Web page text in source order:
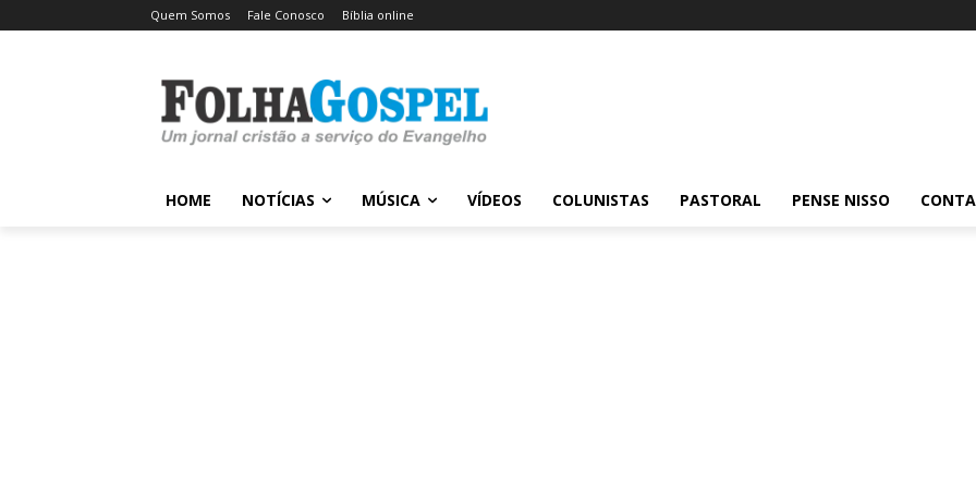
Quem Somos Fale Conosco Bíblia online
HOME NOTÍCIAS MÚSICA VÍDEOS COLUNISTAS PASTORAL PENSE NISSO